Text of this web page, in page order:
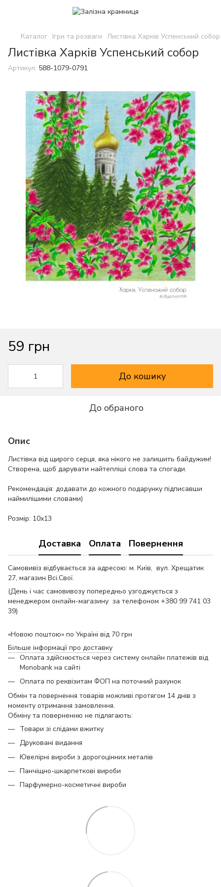
Каталог Ігри та розваги Листівка Харків Успенський собор
Листівка Харків Успенський собор
Артикул: 588-1079-0791
59 грн
До кошику
До обраного
Опис
Листівка від щирого серця, яка нікого не залишить байдужим!
Створена, щоб дарувати найтепліші слова та спогади.
Рекомендація: додавати до кожного подарунку підписавши
наймилішими словами)
Розмір: 10х13
Доставка Оплата Повернення
Самовивіз відбувається за адресою: м. Київ, вул. Хрещатик
27, магазин Всі.Свої.
(День і час самовивозу попередньо узгоджується з
менеджером онлайн-магазину за телефоном +380 99 741 03
39)
«Новою поштою» по Україні від 70 грн
Більше інформації про доставку
Оплата здійснюється через систему онлайн платежів від
Monobank на сайті
Оплата по реквізитам ФОП на поточний рахунок
Обмін та повернення товарів можливі протягом 14 днів з
моменту отримання замовлення.
Обміну та поверненню не підлягають:
Товари зі слідами вжитку
Друковані видання
Ювелірні вироби з дорогоцінних металів
Панчіщно-шкарпеткові вироби
Парфумерно-косметичні вироби